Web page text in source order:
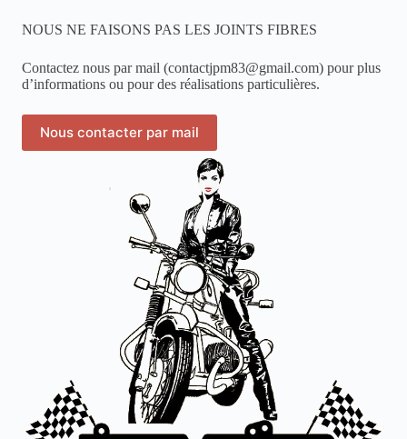
NOUS NE FAISONS PAS LES JOINTS FIBRES
Contactez nous par mail (contactjpm83@gmail.com) pour plus
d’informations ou pour des réalisations particulières.
Nous contacter par mail